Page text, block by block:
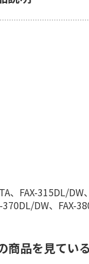
、FAX-315DL/DW
DW、FAX-
商品を見てい